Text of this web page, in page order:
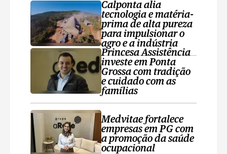
Calponta alia
tecnologia e matéria-
prima de alta pureza
para impulsionar o
agro e a indústria
Princesa Assistência
investe em Ponta
Grossa com tradição
e cuidado com as
famílias
Medvitae fortalece
empresas em PG com
a promoção da saúde
ocupacional